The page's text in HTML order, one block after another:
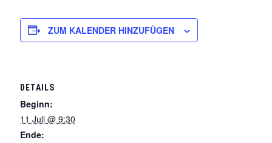
ZUM KALENDER HINZUFÜGEN
DETAILS
Beginn:
11 Juli @ 9:30
Ende: